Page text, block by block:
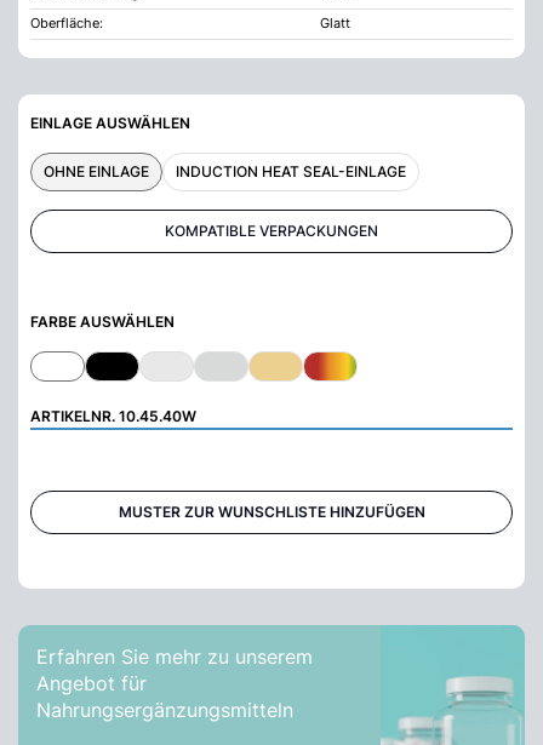
Oberfläche:
Glatt
EINLAGE AUSWÄHLEN
OHNE EINLAGE INDUCTION HEAT SEAL-EINLAGE
KOMPATIBLE VERPACKUNGEN
FARBE AUSWÄHLEN
ARTIKELNR. 10.45.40W
MUSTER ZUR WUNSCHLISTE HINZUFÜGEN
Erfahren Sie mehr zu unserem
Angebot für
Nahrungsergänzungsmitteln